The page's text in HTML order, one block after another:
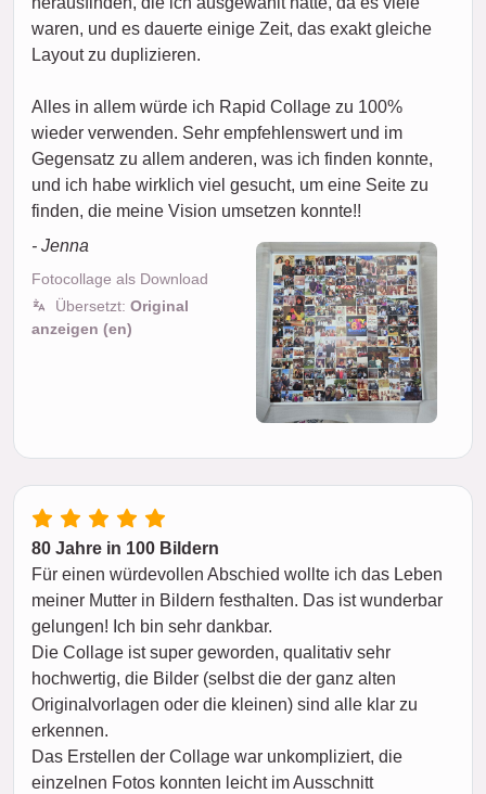
waren, und es dauerte einige Zeit, das exakt gleiche
Layout zu duplizieren.
Alles in allem würde ich Rapid Collage zu 100%
wieder verwenden. Sehr empfehlenswert und im
Gegensatz zu allem anderen, was ich finden konnte,
und ich habe wirklich viel gesucht, um eine Seite zu
finden, die meine Vision umsetzen konnte!!
- Jenna
Fotocollage als Download
Übersetzt: Original
anzeigen (en)
80 Jahre in 100 Bildern
Für einen würdevollen Abschied wollte ich das Leben
meiner Mutter in Bildern festhalten. Das ist wunderbar
gelungen! Ich bin sehr dankbar.
Die Collage ist super geworden, qualitativ sehr
hochwertig, die Bilder (selbst die der ganz alten
Originalvorlagen oder die kleinen) sind alle klar zu
erkennen.
Das Erstellen der Collage war unkompliziert, die
einzelnen Fotos konnten leicht im Ausschnitt